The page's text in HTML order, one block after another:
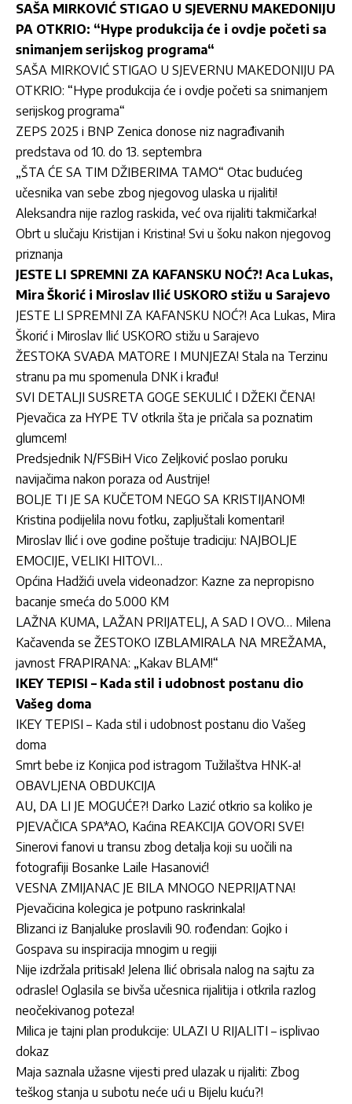
SAŠA MIRKOVIĆ STIGAO U SJEVERNU MAKEDONIJU
PA OTKRIO: “Hype produkcija će i ovdje početi sa
snimanjem serijskog programa“
SAŠA MIRKOVIĆ STIGAO U SJEVERNU MAKEDONIJU PA
OTKRIO: “Hype produkcija će i ovdje početi sa snimanjem
serijskog programa“
ZEPS 2025 i BNP Zenica donose niz nagrađivanih
predstava od 10. do 13. septembra
„ŠTA ĆE SA TIM DŽIBERIMA TAMO“ Otac budućeg
učesnika van sebe zbog njegovog ulaska u rijaliti!
Aleksandra nije razlog raskida, već ova rijaliti takmičarka!
Obrt u slučaju Kristijan i Kristina! Svi u šoku nakon njegovog
priznanja
JESTE LI SPREMNI ZA KAFANSKU NOĆ?! Aca Lukas,
Mira Škorić i Miroslav Ilić USKORO stižu u Sarajevo
JESTE LI SPREMNI ZA KAFANSKU NOĆ?! Aca Lukas, Mira
Škorić i Miroslav Ilić USKORO stižu u Sarajevo
ŽESTOKA SVAĐA MATORE I MUNJEZA! Stala na Terzinu
stranu pa mu spomenula DNK i krađu!
SVI DETALJI SUSRETA GOGE SEKULIĆ I DŽEKI ČENA!
Pjevačica za HYPE TV otkrila šta je pričala sa poznatim
glumcem!
Predsjednik N/FSBiH Vico Zeljković poslao poruku
navijačima nakon poraza od Austrije!
BOLJE TI JE SA KUČETOM NEGO SA KRISTIJANOM!
Kristina podijelila novu fotku, zapljuštali komentari!
Miroslav Ilić i ove godine poštuje tradiciju: NAJBOLJE
EMOCIJE, VELIKI HITOVI…
Općina Hadžići uvela videonadzor: Kazne za nepropisno
bacanje smeća do 5.000 KM
LAŽNA KUMA, LAŽAN PRIJATELJ, A SAD I OVO… Milena
Kačavenda se ŽESTOKO IZBLAMIRALA NA MREŽAMA,
javnost FRAPIRANA: „Kakav BLAM!“
IKEY TEPISI – Kada stil i udobnost postanu dio
Vašeg doma
IKEY TEPISI – Kada stil i udobnost postanu dio Vašeg
doma
Smrt bebe iz Konjica pod istragom Tužilaštva HNK-a!
OBAVLJENA OBDUKCIJA
AU, DA LI JE MOGUĆE?! Darko Lazić otkrio sa koliko je
PJEVAČICA SPA*AO, Kaćina REAKCIJA GOVORI SVE!
Sinerovi fanovi u transu zbog detalja koji su uočili na
fotografiji Bosanke Laile Hasanović!
VESNA ZMIJANAC JE BILA MNOGO NEPRIJATNA!
Pjevačicina kolegica je potpuno raskrinkala!
Blizanci iz Banjaluke proslavili 90. rođendan: Gojko i
Gospava su inspiracija mnogim u regiji
Nije izdržala pritisak! Jelena Ilić obrisala nalog na sajtu za
odrasle! Oglasila se bivša učesnica rijalitija i otkrila razlog
neočekivanog poteza!
Milica je tajni plan produkcije: ULAZI U RIJALITI – isplivao
dokaz
Maja saznala užasne vijesti pred ulazak u rijaliti: Zbog
teškog stanja u subotu neće ući u Bijelu kuću?!